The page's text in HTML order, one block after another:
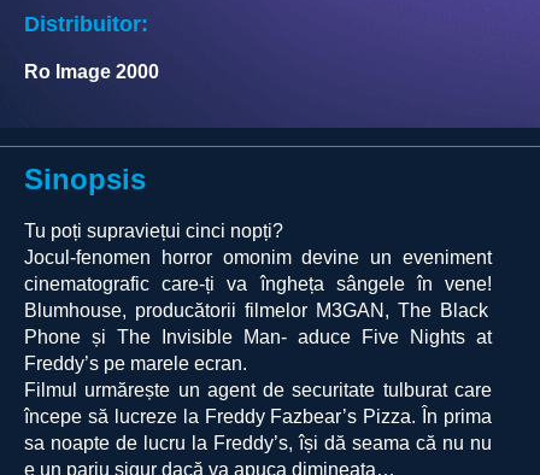
Distribuitor:
Ro Image 2000
Sinopsis
Tu poți supraviețui cinci nopți?
Jocul-fenomen horror omonim devine un eveniment
cinematografic care-ți va îngheța sângele în vene!
Blumhouse, producătorii filmelor M3GAN, The Black
Phone și The Invisible Man- aduce Five Nights at
Freddy’s pe marele ecran.
Filmul urmărește un agent de securitate tulburat care
începe să lucreze la Freddy Fazbear’s Pizza. În prima
sa noapte de lucru la Freddy’s, își dă seama că nu nu
e un pariu sigur dacă va apuca dimineața…